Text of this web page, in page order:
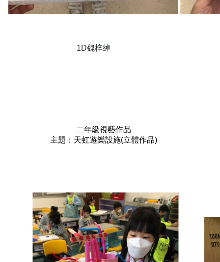
1D魏梓綽
二年級視藝作品
主題：天虹遊樂設施(立體作品)